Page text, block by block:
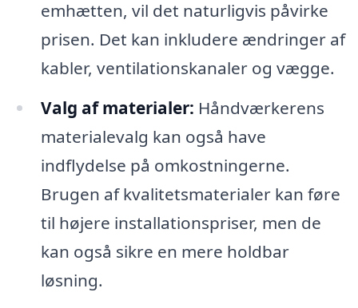
emhætten, vil det naturligvis påvirke
prisen. Det kan inkludere ændringer af
kabler, ventilationskanaler og vægge.
Valg af materialer: Håndværkerens
materialevalg kan også have
indflydelse på omkostningerne.
Brugen af kvalitetsmaterialer kan føre
til højere installationspriser, men de
kan også sikre en mere holdbar
løsning.